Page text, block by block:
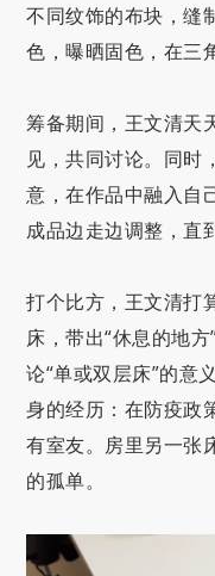
不同纹饰的布块，缝
色，曝晒固色，在三
筹备期间，王文清天
见，共同讨论。同时
意，在作品中融入自
成品边走边调整，直
打个比方，王文清打
床，带出“休息的地
论“单或双层床”的意
身的经历：在防疫政
有室友。房里另一张
的孤单。